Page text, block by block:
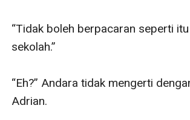
“Tidak boleh berpacaran seperti
sekolah.”
“Eh?” Andara tidak mengerti
Adrian.